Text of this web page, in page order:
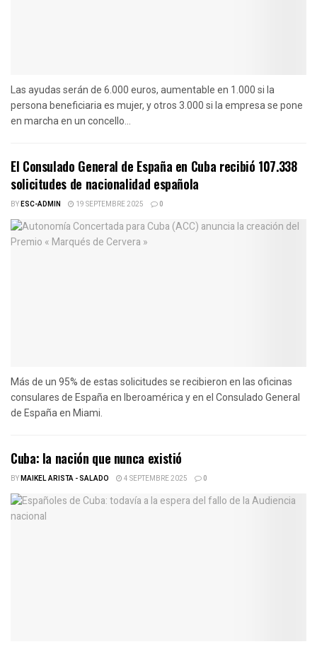
Las ayudas serán de 6.000 euros, aumentable en 1.000 si la
persona beneficiaria es mujer, y otros 3.000 si la empresa se pone
en marcha en un concello...
El Consulado General de España en Cuba recibió 107.338
solicitudes de nacionalidad española
BYESC-ADMIN 19 SEPTEMBRE 2025 0
Más de un 95% de estas solicitudes se recibieron en las oficinas
consulares de España en Iberoamérica y en el Consulado General
de España en Miami.
Cuba: la nación que nunca existió
BYMAIKEL ARISTA - SALADO 4 SEPTEMBRE 2025 0